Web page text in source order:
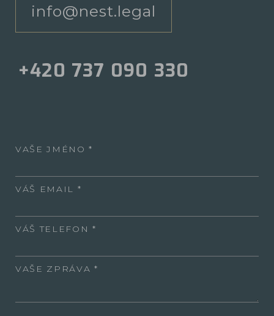
info@nest.legal
+420 737 090 330
VAŠE JMÉNO
VÁŠ EMAIL
VÁŠ TELEFON
VAŠE ZPRÁVA